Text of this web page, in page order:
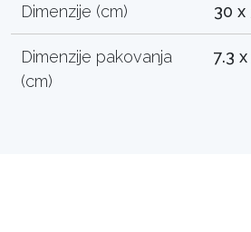
Dimenzije (cm) 30 x
Dimenzije pakovanja
(cm)
7.3